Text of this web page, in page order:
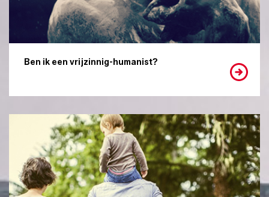
Ben ik een vrijzinnig-humanist?